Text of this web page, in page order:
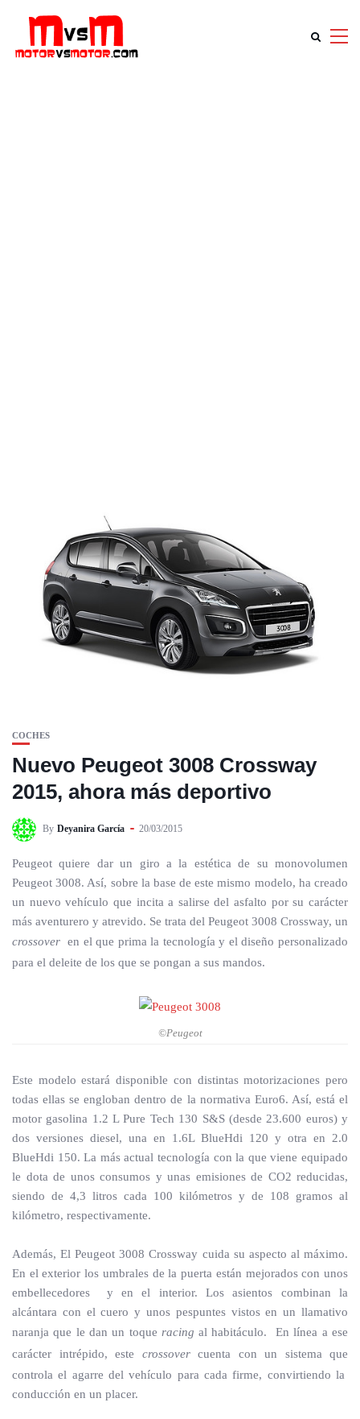
COCHES
Nuevo Peugeot 3008 Crossway
2015, ahora más deportivo
By Deyanira García 20/03/2015
Peugeot quiere dar un giro a la estética de su monovolumen
Peugeot 3008. Así, sobre la base de este mismo modelo, ha creado
un nuevo vehículo que incita a salirse del asfalto por su carácter
más aventurero y atrevido. Se trata del Peugeot 3008 Crossway, un
crossover en el que prima la tecnología y el diseño personalizado
para el deleite de los que se pongan a sus mandos.
©Peugeot
Este modelo estará disponible con distintas motorizaciones pero
todas ellas se engloban dentro de la normativa Euro6. Así, está el
motor gasolina 1.2 L Pure Tech 130 S&S (desde 23.600 euros) y
dos versiones diesel, una en 1.6L BlueHdi 120 y otra en 2.0
BlueHdi 150. La más actual tecnología con la que viene equipado
le dota de unos consumos y unas emisiones de CO2 reducidas,
siendo de 4,3 litros cada 100 kilómetros y de 108 gramos al
kilómetro, respectivamente.
Además, El Peugeot 3008 Crossway cuida su aspecto al máximo.
En el exterior los umbrales de la puerta están mejorados con unos
embellecedores y en el interior. Los asientos combinan la
alcántara con el cuero y unos pespuntes vistos en un llamativo
naranja que le dan un toque racing al habitáculo. En línea a ese
carácter intrépido, este crossover cuenta con un sistema que
controla el agarre del vehículo para cada firme, convirtiendo la
conducción en un placer.